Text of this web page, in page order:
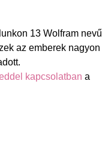
13 Wolfram nevű
az emberek nagyon
kapcsolatban a